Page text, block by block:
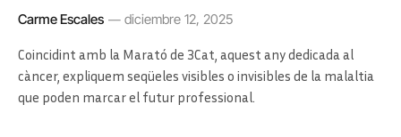
Carme Escales diciembre 12, 2025
Coincidint amb la Marató de 3Cat, aquest any dedicada al
càncer, expliquem seqüeles visibles o invisibles de la malaltia
que poden marcar el futur professional.